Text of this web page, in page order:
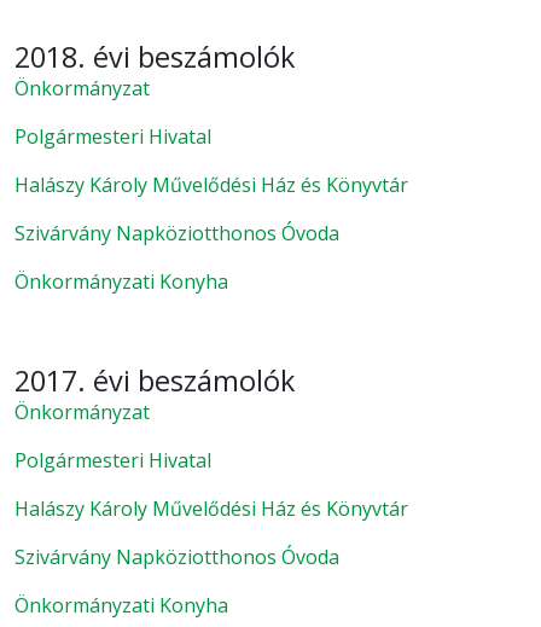
2018. évi beszámolók
Önkormányzat
Polgármesteri Hivatal
Halászy Károly Művelődési Ház és Könyvtár
Szivárvány Napköziotthonos Óvoda
Önkormányzati Konyha
2017. évi beszámolók
Önkormányzat
Polgármesteri Hivatal
Halászy Károly Művelődési Ház és Könyvtár
Szivárvány Napköziotthonos Óvoda
Önkormányzati Konyha